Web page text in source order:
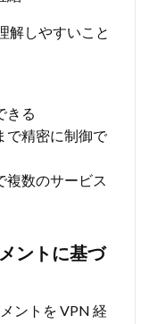
解しやすいこと
きる
で精密に制御で
複数のサービス
ントに基づ
ントを VPN 経